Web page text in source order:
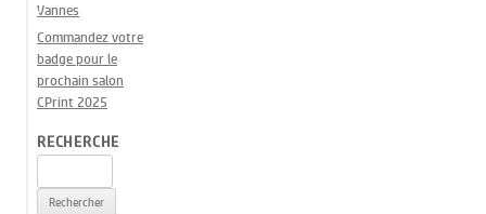
Vannes
Commandez votre
badge pour le
prochain salon
CPrint 2025
RECHERCHE